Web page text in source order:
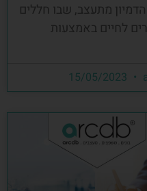
מתעצב, שבו חללים
לחיים באמצעות